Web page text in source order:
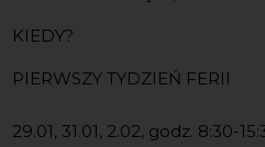
KIEDY?
PIERWSZY TYDZIEŃ FERII
29.01, 31.01, 2.02, godz. 8:30-